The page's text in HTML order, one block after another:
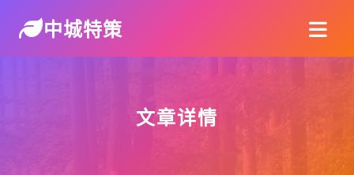
中城特策
文章详情